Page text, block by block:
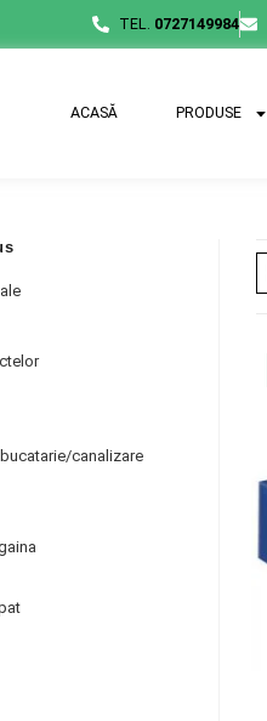
TEL. 0727149984
ACASĂ PRODUSE
canalizare